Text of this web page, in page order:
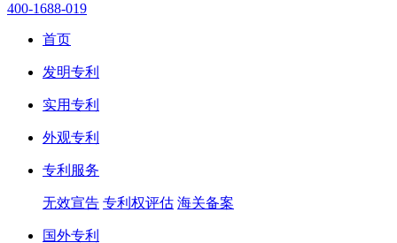
400-1688-019
首页
发明专利
实用专利
外观专利
专利服务
无效宣告 专利权评估 海关备案
国外专利